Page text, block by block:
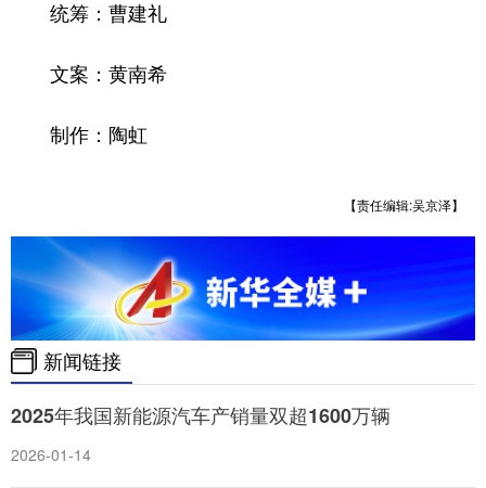
统筹：曹建礼
文案：黄南希
制作：陶虹
【责任编辑:吴京泽】
新闻链接
2025年我国新能源汽车产销量双超1600万辆
2026-01-14